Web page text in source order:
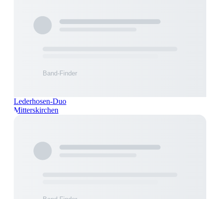
Lederhosen-Duo
Mitterskirchen